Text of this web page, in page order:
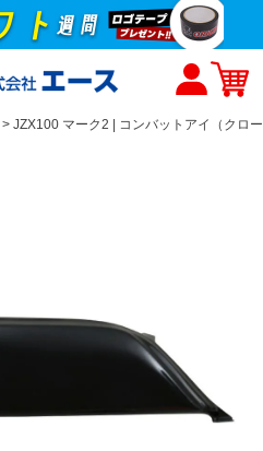
JZX100 マーク2 | コンバットアイ（クロ